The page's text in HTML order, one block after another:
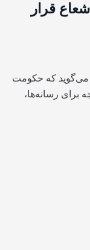
قرار
می‌گوید که حکومت
برای رسانه‌ها،